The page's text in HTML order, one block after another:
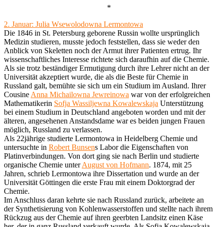
*
2. Januar: Julia Wsewolodowna Lermontowa
Die 1846 in St. Petersburg geborene Russin wollte ursprünglich
Medizin studieren, musste jedoch feststellen, dass sie weder den
Anblick von Skeletten noch der Armut ihrer Patienten ertrug. Ihr
wissenschaftliches Interesse richtete sich daraufhin auf die Chemie.
Als sie trotz beständiger Ermutigung durch ihre Lehrer nicht an der
Universität akzeptiert wurde, die als die Beste für Chemie in
Russland galt, bemühte sie sich um ein Studium im Ausland. Ihrer
Cousine Anna Michailowna Jewreinowa war von der erfolgreichen
Mathematikerin Sofja Wassiljewna Kowalewskaja Unterstützung
bei einem Studium in Deutschland angeboten worden und mit der
älteren, angesehenen Anstandsdame war es beiden jungen Frauen
möglich, Russland zu verlassen.
Als 22jährige studierte Lermontowa in Heidelberg Chemie und
untersuchte in Robert Bunsens Labor die Eigenschaften von
Platinverbindungen. Von dort ging sie nach Berlin und studierte
organische Chemie unterAugust von Hofmann. 1874, mit 25
Jahren, schrieb Lermontowa ihre Dissertation und wurde an der
Universität Göttingen die erste Frau mit einem Doktorgrad der
Chemie.
Im Anschluss daran kehrte sie nach Russland zurück, arbeitete an
der Synthetisierung von Kohlenwasserstoffen und stellte nach ihrem
Rückzug aus der Chemie auf ihren geerbten Landsitz einen Käse